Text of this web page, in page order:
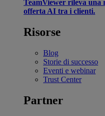
TeamViewer rileva una
offerta AI tra i clienti.
Risorse
Blog
Storie di successo
Eventi e webinar
Trust Center
Partner